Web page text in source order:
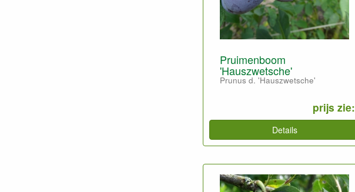
Pruimenboom
'Hauszwetsche'
Prunus d. 'Hauszwetsche'
prijs zie:
Details